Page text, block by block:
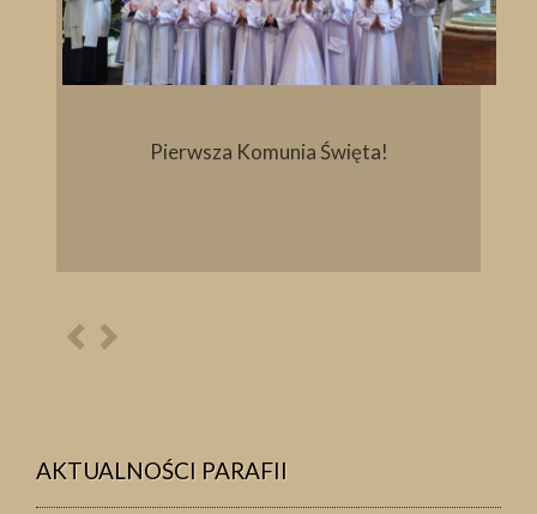
Poprzednia
Pierwsza Komunia Święta!
AKTUALNOŚCI PARAFII